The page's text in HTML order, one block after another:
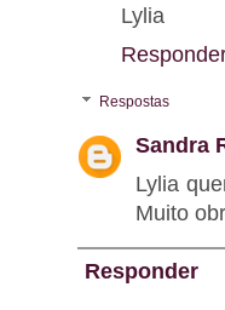
Lylia
Respostas
Sandra
Lylia
Muito
Responder